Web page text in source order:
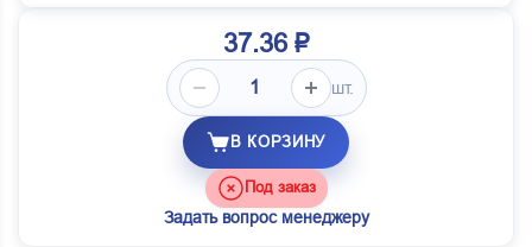
37.36 ₽
шт.
В КОРЗИНУ
Под заказ
Задать вопрос менеджеру